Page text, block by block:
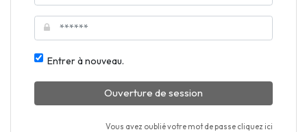
Entrer à nouveau.
Ouverture de session
Vous avez oublié votre mot de passe cliquez ici